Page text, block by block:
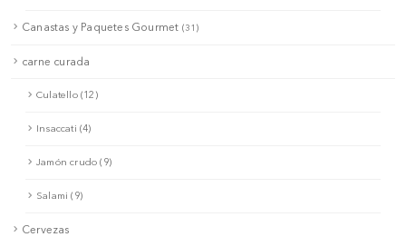
Canastas y Paquetes Gourmet (31)
carne curada
Culatello (12)
Insaccati (4)
Jamón crudo (9)
Salami (9)
Cervezas